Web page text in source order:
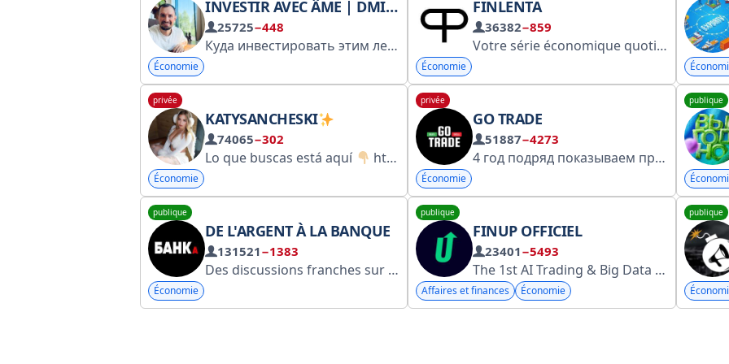
INVESTIR AVEC ÂME | DMITRI TOLSTIAKOV
25725−448
Куда инвестировать этим летом, чтобы начать жить на пассивный доход? Читайте ответ здесь
Économie
FINLENTA
36382−859
Votre série économique quotidienne. Nous expliquons l'impact des prix de l'avocat sur l'économie. Partenaire : @Telespace_pr. Nous sommes cotés en bourse : https://telega.in/c/+Wqlbq3JZTk44NDA8. Gestionnaire : @Spiral_Miya. RKN : https://rkn.link/IvJ
Économie
privée
KATYSANCHESKI
74065−302
Lo que buscas está aquí https://onlyfans.com/katysancheskii/c6 Mi único canal es este y
Économie
privée
GO TRADE
51887−4273
4 год подряд показываем прибыль
Économie
publique
publique
DE L'ARGENT À LA BANQUE
131521−1383
Des discussions franches sur les banques, l'argent et l'économie. Parfois avec une touche d'humour. Collaboration : @justcage. La chaîne collabore avec les agences de publicité @Tgpodbor_official, @swaymedia et @Spiral_Miya. Numéro d'enregistrement auprès de Roskomnadzor : https://clck.ru/3GWu4B
Économie
publique
FINUP OFFICIEL
23401−5493
The 1st AI Trading & Big Data Crypto Super App! Sign Up NOW
Affaires et finances Économie
publique